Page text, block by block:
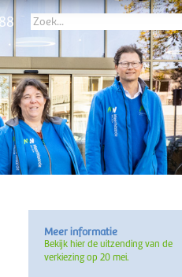
Meer informatie
Bekijk hier de uitzending van de
verkiezing op 20 mei.